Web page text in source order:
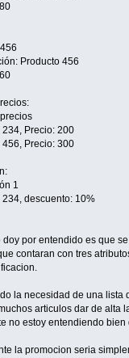
Producto 456
234, Precio: 200
456, Precio: 300
1
234, descuento: 10%
doy por entendido es que
contaran con tres
la necesidad de una lista
articulos dar de alta
no estoy entendiendo bien
la promocion seria